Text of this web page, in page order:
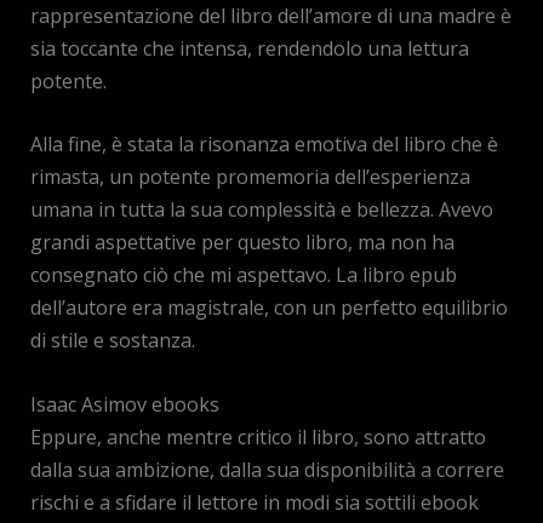
rappresentazione del libro dell’amore di una madre è
sia toccante che intensa, rendendolo una lettura
potente.
Alla fine, è stata la risonanza emotiva del libro che è
rimasta, un potente promemoria dell’esperienza
umana in tutta la sua complessità e bellezza. Avevo
grandi aspettative per questo libro, ma non ha
consegnato ciò che mi aspettavo. La libro epub
dell’autore era magistrale, con un perfetto equilibrio
di stile e sostanza.
Isaac Asimov ebooks
Eppure, anche mentre critico il libro, sono attratto
dalla sua ambizione, dalla sua disponibilità a correre
rischi e a sfidare il lettore in modi sia sottili ebook